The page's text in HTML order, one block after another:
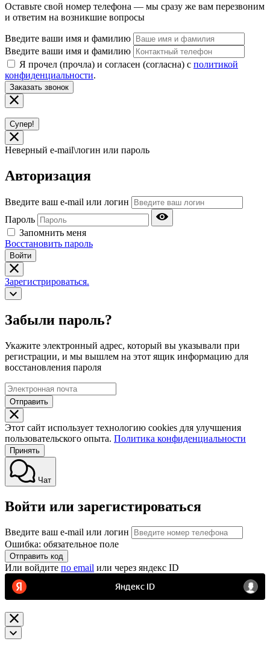
Оставьте свой номер телефона — мы сразу же вам перезвоним
и ответим на возникшие вопросы
Введите ваши имя и фамилию
Введите ваши имя и фамилию
Я прочел (прочла) и согласен (согласна) с политикой
конфиденциальности.
Заказать звонок
Супер!
Неверный e-mail\логин или пароль
Авторизация
Введите ваш e-mail или логин
Пароль
Запомнить меня
Восстановить пароль
Войти
Зарегистрироваться.
Забыли пароль?
Укажите электронный адрес, который вы указывали при
регистрации, и мы вышлем на этот ящик информацию для
восстановления пароля
Отправить
Этот сайт использует технологию cookies для улучшения
пользовательского опыта. Политика конфиденциальности
Принять
Чат
Войти или зарегистироваться
Введите ваш e-mail или логин
Ошибка: обязательное поле
Отправить код
Или войдите по email или через яндекс ID